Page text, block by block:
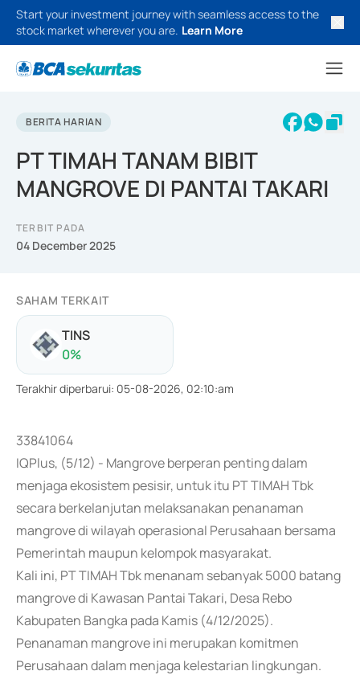
Start your investment journey with seamless access to the
stock market wherever you are. Learn More
BERITA HARIAN
PT TIMAH TANAM BIBIT
MANGROVE DI PANTAI TAKARI
TERBIT PADA
04 December 2025
SAHAM TERKAIT
TINS
0%
Terakhir diperbarui: 05-08-2026, 02:10:am
33841064
IQPlus, (5/12) - Mangrove berperan penting dalam
menjaga ekosistem pesisir, untuk itu PT TIMAH Tbk
secara berkelanjutan melaksanakan penanaman
mangrove di wilayah operasional Perusahaan bersama
Pemerintah maupun kelompok masyarakat.
Kali ini, PT TIMAH Tbk menanam sebanyak 5000 batang
mangrove di Kawasan Pantai Takari, Desa Rebo
Kabupaten Bangka pada Kamis (4/12/2025).
Penanaman mangrove ini merupakan komitmen
Perusahaan dalam menjaga kelestarian lingkungan.